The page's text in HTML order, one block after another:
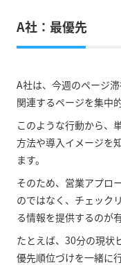
A社：最優先
A社は、今週のページ
関連するページを集中
このような行動から、
方法や導入イメージを
ます。
そのため、営業アプロ
のではなく、チェック
る情報を提供するのが
たとえば、30分の現状
優先順位づけを一緒に